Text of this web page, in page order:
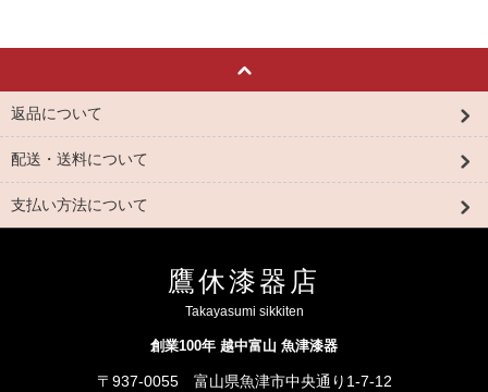
返品について
配送・送料について
支払い方法について
鷹休漆器店
Takayasumi sikkiten
創業100年 越中富山 魚津漆器
〒937-0055 富山県魚津市中央通り1-7-12